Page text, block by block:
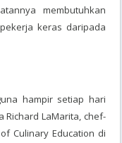
membutuhkan
keras daripada
hampir setiap hari
Richard LaMarita, chef-
Culinary Education di